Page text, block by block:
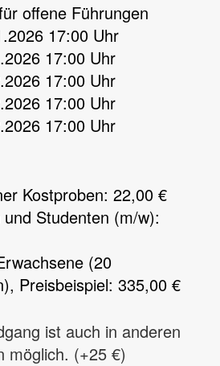
offene Führungen
17:00 Uhr
17:00 Uhr
17:00 Uhr
17:00 Uhr
17:00 Uhr
Kostproben: 22,00 €
und Studenten (m/w):
(20
Preisbeispiel: 335,00 €
ist auch in anderen
möglich. (+25 €)